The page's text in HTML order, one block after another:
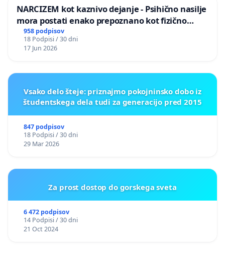
NARCIZEM kot kaznivo dejanje - Psihično nasilje
mora postati enako prepoznano kot fizično
nasilje
958 podpisov
18 Podpisi / 30 dni
17 Jun 2026
Vsako delo šteje: priznajmo pokojninsko dobo iz
študentskega dela tudi za generacijo pred 2015
847 podpisov
18 Podpisi / 30 dni
29 Mar 2026
Za prost dostop do gorskega sveta
6 472 podpisov
14 Podpisi / 30 dni
21 Oct 2024